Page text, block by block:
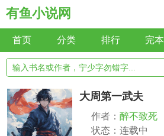
有鱼小说网
首页 分类 排行 完本
大周第一武夫
作者： 醉不致死
状态：连载中